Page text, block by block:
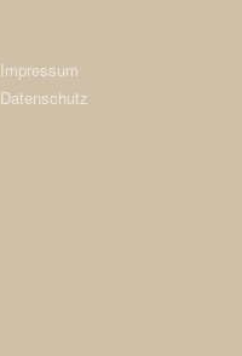
Impressum
Datenschutz